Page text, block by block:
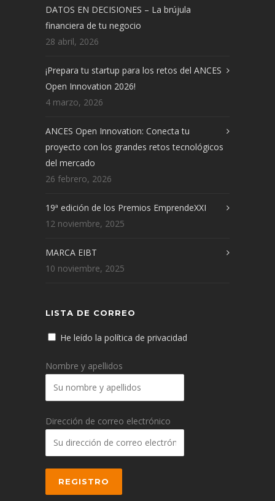
DATOS EN DECISIONES – La brújula
financiera de tu negocio
28 abril, 2026
¡Prepara tu startup para los retos del ANCES
Open Innovation 2026!
4 marzo, 2026
ANCES Open Innovation: Conecta tu
proyecto con los grandes retos tecnológicos
del mercado
26 febrero, 2026
19ª edición de los Premios EmprendeXXI
12 noviembre, 2025
MARCA EIBT
10 noviembre, 2025
LISTA DE CORREO
He leído la política de privacidad
Nombre y apellidos
Dirección de correo electrónico